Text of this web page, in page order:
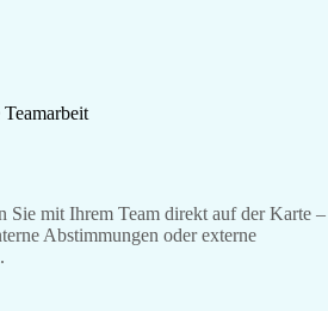
Sie mit Ihrem Team direkt auf der Karte –
Abstimmungen oder externe